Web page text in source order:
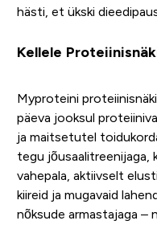
hästi, et ükski
Kellele
Myproteini
päeva jooksul
ja maitsetutel
tegu jõusaalitreenijaga,
vahepala, aktiivselt
kiireid ja mugavaid
nõksude armastajaga –